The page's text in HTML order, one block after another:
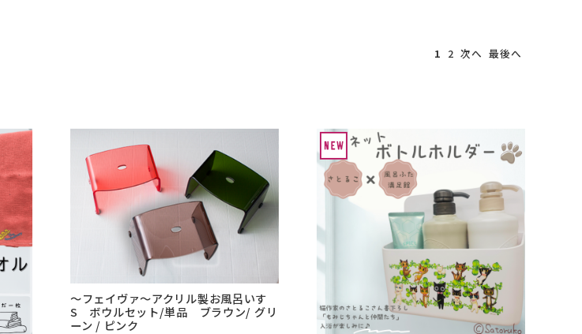
1 2 次へ 最後へ
～フェイヴァ～アクリル製お風呂いす
S ボウルセット/単品 ブラウン/ グリ
ーン / ピンク